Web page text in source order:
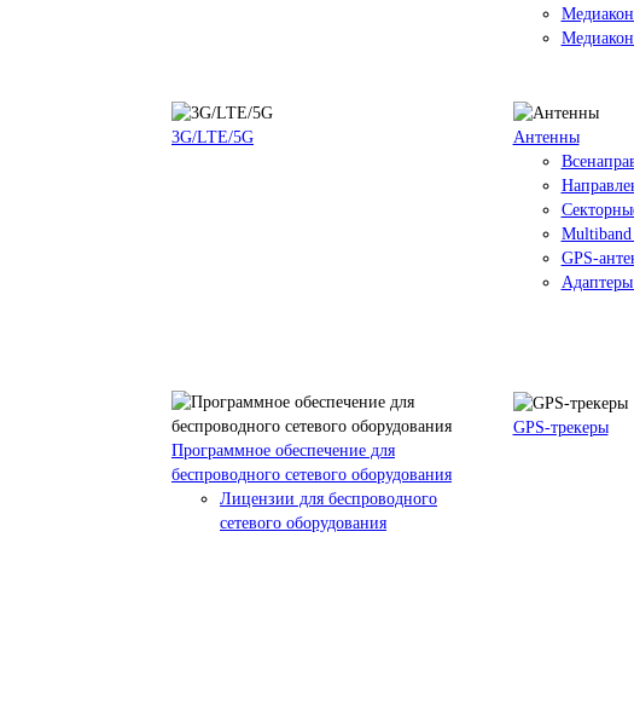
3G/LTE/5G
Антенны
GPS-
Программное обеспечение для
беспроводного сетевого оборудования
Лицензии для беспроводного
сетевого оборудования
GPS-трекеры